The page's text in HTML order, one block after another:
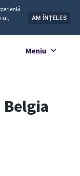
ul,
AM ÎNȚELES
Meniu